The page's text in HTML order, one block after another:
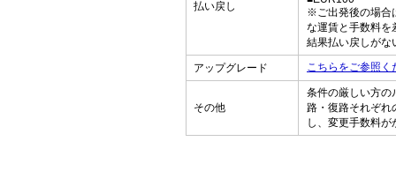
払い戻し
※ご出発後の場合
な運賃と手数料を
結果払い戻しがな
アップグレード こちらをご参照く
その他
条件の厳しい方の
路・復路それぞれ
し、変更手数料